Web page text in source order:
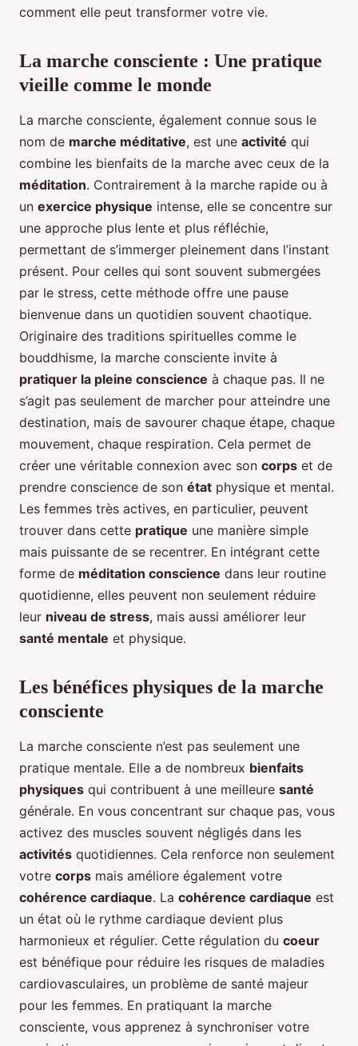
comment elle peut transformer votre vie.
La marche consciente : Une pratique
vieille comme le monde
La marche consciente, également connue sous le
nom de marche méditative, est une activité qui
combine les bienfaits de la marche avec ceux de la
méditation. Contrairement à la marche rapide ou à
un exercice physique intense, elle se concentre sur
une approche plus lente et plus réfléchie,
permettant de s’immerger pleinement dans l’instant
présent. Pour celles qui sont souvent submergées
par le stress, cette méthode offre une pause
bienvenue dans un quotidien souvent chaotique.
Originaire des traditions spirituelles comme le
bouddhisme, la marche consciente invite à
pratiquer la pleine conscience à chaque pas. Il ne
s’agit pas seulement de marcher pour atteindre une
destination, mais de savourer chaque étape, chaque
mouvement, chaque respiration. Cela permet de
créer une véritable connexion avec son corps et de
prendre conscience de son état physique et mental.
Les femmes très actives, en particulier, peuvent
trouver dans cette pratique une manière simple
mais puissante de se recentrer. En intégrant cette
forme de méditation conscience dans leur routine
quotidienne, elles peuvent non seulement réduire
leur niveau de stress, mais aussi améliorer leur
santé mentale et physique.
Les bénéfices physiques de la marche
consciente
La marche consciente n’est pas seulement une
pratique mentale. Elle a de nombreux bienfaits
physiques qui contribuent à une meilleure santé
générale. En vous concentrant sur chaque pas, vous
activez des muscles souvent négligés dans les
activités quotidiennes. Cela renforce non seulement
votre corps mais améliore également votre
cohérence cardiaque. La cohérence cardiaque est
un état où le rythme cardiaque devient plus
harmonieux et régulier. Cette régulation du coeur
est bénéfique pour réduire les risques de maladies
cardiovasculaires, un problème de santé majeur
pour les femmes. En pratiquant la marche
consciente, vous apprenez à synchroniser votre